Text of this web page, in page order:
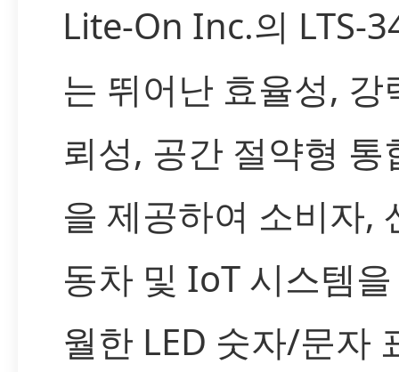
Lite-On Inc.의 LTS-
는 뛰어난 효율성, 강
뢰성, 공간 절약형 통
을 제공하여 소비자,
동차 및 IoT 시스템
월한 LED 숫자/문자